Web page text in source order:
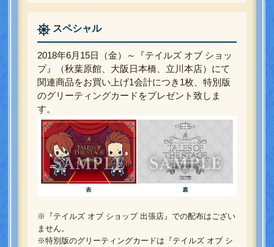
スペシャル
2018年6月15日（金）～『テイルズ オブ ショッ
プ』（秋葉原館、大阪日本橋、立川本店）にて
関連商品をお買い上げ1会計につき1枚、特別版
のグリーティングカードをプレゼント致しま
す。
※『テイルズ オブ ショップ 出張店』での配布はござい
ません。
※特別版のグリーティングカードは『テイルズ オブ シ